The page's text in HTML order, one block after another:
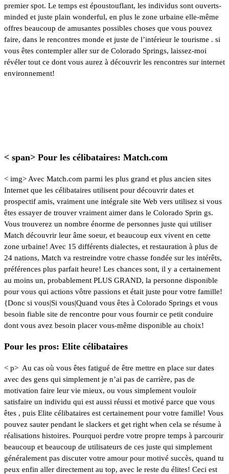
premier spot. Le temps est époustouflant, les individus sont ouverts-
minded et juste plain wonderful, en plus le zone urbaine elle-même
offres beaucoup de amusantes possibles choses que vous pouvez
faire, dans le rencontres monde et juste de l’intérieur le tourisme . si
vous êtes contempler aller sur de Colorado Springs, laissez-moi
révéler tout ce dont vous aurez à découvrir les rencontres sur internet
environnement!
< span> Pour les célibataires: Match.com
< img> Avec Match.com parmi les plus grand et plus ancien sites
Internet que les célibataires utilisent pour découvrir dates et
prospectif amis, vraiment une intégrale site Web vers utilisez si vous
êtes essayer de trouver vraiment aimer dans le Colorado Sprin gs.
Vous trouverez un nombre énorme de personnes juste qui utiliser
Match découvrir leur âme soeur, et beaucoup eux vivent en cette
zone urbaine! Avec 15 différents dialectes, et restauration à plus de
24 nations, Match va restreindre votre chasse fondée sur les intérêts,
préférences plus parfait heure! Les chances sont, il y a certainement
au moins un, probablement PLUS GRAND, la personne disponible
pour vous qui actions vôtre passions et était juste pour votre famille!
{Donc si vous|Si vous|Quand vous êtes à Colorado Springs et vous
besoin fiable site de rencontre pour vous fournir ce petit conduire
dont vous avez besoin placer vous-même disponible au choix!
Pour les pros: Elite célibataires
< p> Au cas où vous êtes fatigué de être mettre en place sur dates
avec des gens qui simplement je n’ai pas de carrière, pas de
motivation faire leur vie mieux, ou vous simplement vouloir
satisfaire un individu qui est aussi réussi et motivé parce que vous
êtes , puis Elite célibataires est certainement pour votre famille! Vous
pouvez sauter pendant le slackers et get right when cela se résume à
réalisations histoires. Pourquoi perdre votre propre temps à parcourir
beaucoup et beaucoup de utilisateurs de ces juste qui simplement
généralement pas discuter votre amour pour motivé succès, quand tu
peux enfin aller directement au top, avec le reste du élites! Ceci est